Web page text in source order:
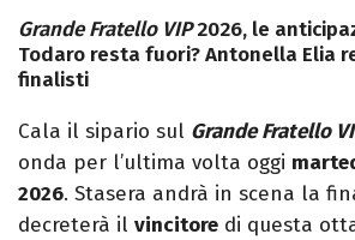
Grande Fratello VIP2026, le
Todaro resta fuori? Antonella Elia
finalisti
Cala il sipario sul Grande Fratello
onda per l’ultima volta oggi
2026. Stasera andrà in scena la
decreterà il vincitore di questa